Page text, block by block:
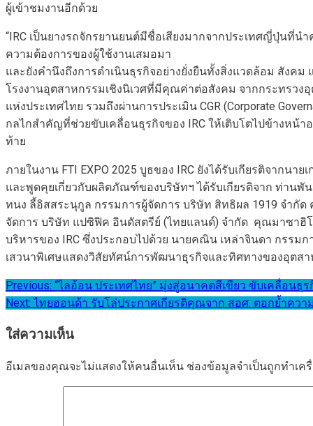
ผู้เข้าชมงานอีกด้วย
“IRC เป็นยางรถจักรยานยนต์มีชื่อเสียงมากจากประเทศญี่ปุ่น
ความต้องการของผู้ใช้งานเสมอมา
และยังคำนึงถึงการดำเนินธุรกิจอย่างยั่งยืนทั้งสิ่งแวดล้อม สังคม
โรงงานอุตสาหกรรมเชิงนิเวศที่มีคุณค่าต่อสังคม จากกระทรวงอุ
แห่งประเทศไทย รวมถึงผ่านการประเมิน CGR (Corporate
กลไกสำคัญที่ช่วยขับเคลื่อนธุรกิจของ IRC ให้เติบโตไปข้างหน้า
ท้าย
ภายในงาน FTI EXPO 2025 บูธของ IRC ยังได้รับเกียรติจาก
และพูดคุยเกี่ยวกับผลิตภัณฑ์ของบริษัทฯ ได้รับเกียรติจาก ท่าน
ทนง ลี้อิสสระนุกูล กรรมการผู้จัดการ บริษัท สิทธิผล 1919 จำ
จัดการ บริษัท แปซิฟิค อินดัสตรีย์ (ไทยแลนด์) จำกัด คุณมาซาฮิโต
บริหารของ IRC ซึ่งประกอบไปด้วย นายคณิน เหล่าจินดา กรร
เสวนาพิเศษแสดงวิสัยทัศน์การพัฒนาธุรกิจและทิศทางของอุตส
แนะแนว
เรื่อง
Previous: “ไลอ้อน ประเทศไทย” มุ่งสู่อนาคตสีเขียว ขับเคลื่อนธุ
Next: ไทยฮอนด้า รับโล่ประกาศเกียรติคุณจาก สอศ. ตอกย้ำคว
ใส่ความเห็น
อีเมลของคุณจะไม่แสดงให้คนอื่นเห็น ช่องข้อมูลจำเป็นถูกทำเค